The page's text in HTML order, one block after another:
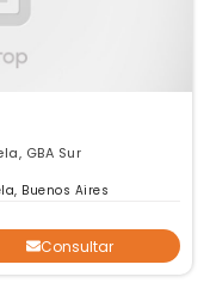
GBA Sur
Buenos Aires
Consultar